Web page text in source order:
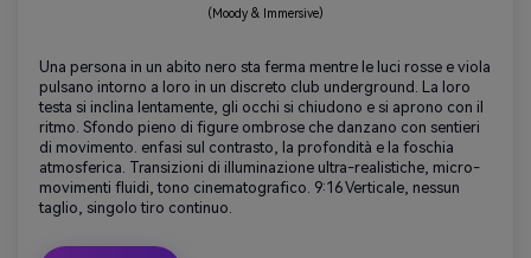
(Moody & Immersive)
Una persona in un abito nero sta ferma mentre le luci rosse e viola
pulsano intorno a loro in un discreto club underground. La loro
testa si inclina lentamente, gli occhi si chiudono e si aprono con il
ritmo. Sfondo pieno di figure ombrose che danzano con sentieri
di movimento. enfasi sul contrasto, la profondità e la foschia
atmosferica. Transizioni di illuminazione ultra-realistiche, micro-
movimenti fluidi, tono cinematografico. 9:16 Verticale, nessun
taglio, singolo tiro continuo.